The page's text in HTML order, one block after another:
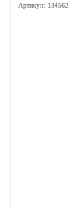
Артикул: 134562